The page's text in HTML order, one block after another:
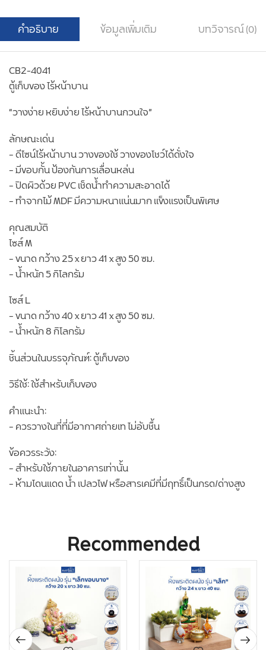
คำอธิบาย ข้อมูลเพิ่มเติม บทวิจารณ์ (0)
CB2-4041
ตู้เก็บของ ไร้หน้าบาน
“วางง่าย หยิบง่าย ไร้หน้าบานกวนใจ”
ลักษณะเด่น
– ดีไซน์ไร้หน้าบาน วางของใช้ วางของโชว์ได้ดั่งใจ
– มีขอบกั้น ป้องกันการเลื่อนหล่น
– ปิดผิวด้วย PVC เช็ดน้ำทำความสะอาดได้
– ทำจากไม้ MDF มีความหนาแน่นมาก แข็งแรงเป็นพิเศษ
คุณสมบัติ
ไซส์ M
– ขนาด กว้าง 25 x ยาว 41 x สูง 50 ซม.
– น้ำหนัก 5 กิโลกรัม
ไซส์ L
– ขนาด กว้าง 40 x ยาว 41 x สูง 50 ซม.
– น้ำหนัก 8 กิโลกรัม
ชิ้นส่วนในบรรจุภัณฑ์: ตู้เก็บของ
วิธีใช้: ใช้สำหรับเก็บของ
คำแนะนำ:
– ควรวางในที่ที่มีอากาศถ่ายเท ไม่อับชื้น
ข้อควรระวัง:
– สำหรับใช้ภายในอาคารเท่านั้น
– ห้ามโดนแดด น้ำ เปลวไฟ หรือสารเคมีที่มีฤทธิ์เป็นกรด/ด่างสูง
Recommended